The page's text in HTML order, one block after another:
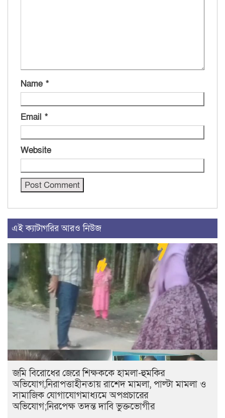
Name *
Email *
Website
এই ক্যাটাগরির আরও নিউজ
জমি বিরোধের জেরে শিক্ষককে হামলা-হুমকির
অভিযোগ,নিরাপত্তাহীনতায় রাশেদ মামলা, পাল্টা মামলা ও
সামাজিক যোগাযোগমাধ্যমে অপপ্রচারের
অভিযোগ;নিরপেক্ষ তদন্ত দাবি ভুক্তভোগীর